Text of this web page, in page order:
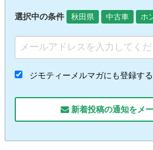
選択中の条件 秋田県 中古車 ホ
ジモティーメルマガにも登録する
新着投稿の通知をメ